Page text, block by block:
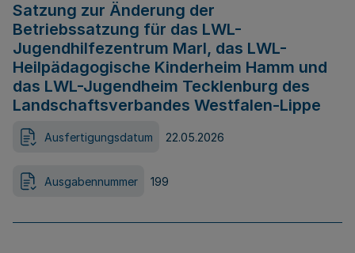
Satzung zur Änderung der
Betriebssatzung für das LWL-
Jugendhilfezentrum Marl, das LWL-
Heilpädagogische Kinderheim Hamm und
das LWL-Jugendheim Tecklenburg des
Landschaftsverbandes Westfalen-Lippe
Ausfertigungsdatum 22.05.2026
Ausgabennummer 199